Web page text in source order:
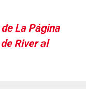
La Página
River al